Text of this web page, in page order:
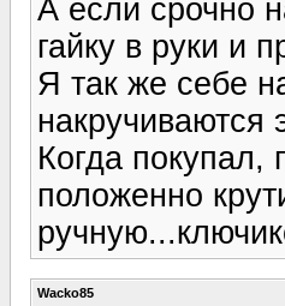
А если срочно
гайку в руки и
Я так же себе
накручиваются
Когда покупал,
положенно
Wacko85